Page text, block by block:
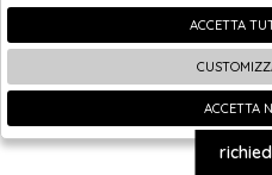
🍪
ACCETTA
ACCETTA